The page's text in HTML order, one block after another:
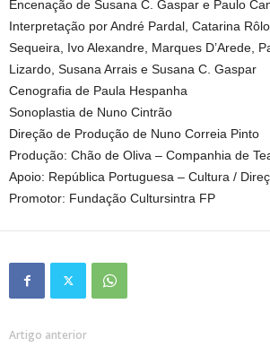
Encenação de Susana C. Gaspar e Paulo
Interpretação por André Pardal, Catarina
Sequeira, Ivo Alexandre, Marques D’Arede,
Lizardo, Susana Arrais e Susana C. Gaspar
Cenografia de Paula Hespanha
Sonoplastia de Nuno Cintrão
Direção de Produção de Nuno Correia Pinto
Produção: Chão de Oliva – Companhia de
Apoio: República Portuguesa – Cultura /
Promotor: Fundação Cultursintra FP
Artigo anterior